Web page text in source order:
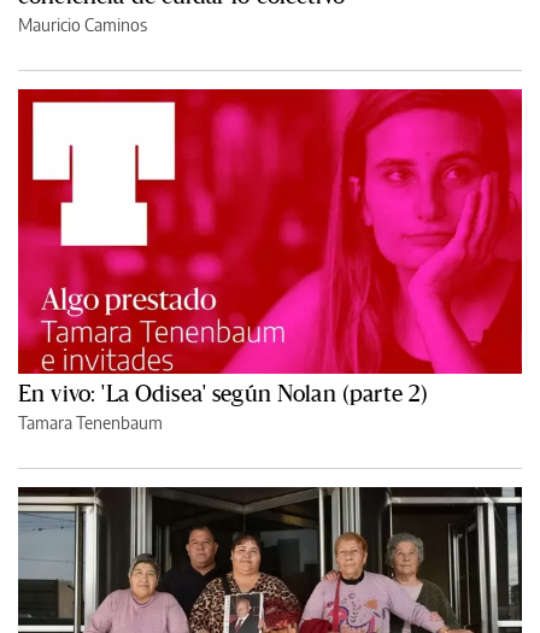
Mauricio Caminos
En vivo: 'La Odisea' según Nolan (parte 2)
Tamara Tenenbaum